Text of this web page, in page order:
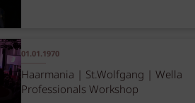
01.01.1970
Haarmania | St.Wolfgang | Wella
Professionals Workshop